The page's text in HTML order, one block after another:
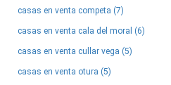
casas en venta competa (7)
casas en venta cala del moral (6)
casas en venta cullar vega (5)
casas en venta otura (5)